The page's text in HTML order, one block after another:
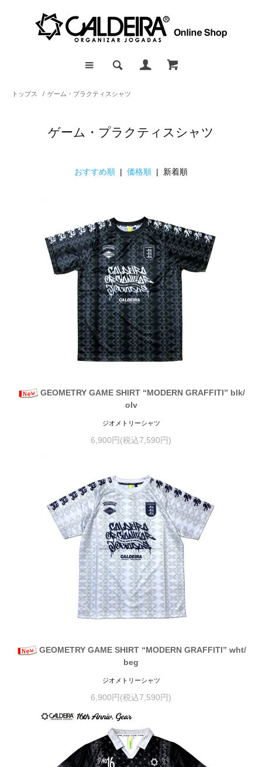
トップス / ゲーム・プラクティスシャツ
ゲーム・プラクティスシャツ
おすすめ順 | 価格順 | 新着順
GEOMETRY GAME SHIRT “MODERN GRAFFITI” blk/
olv
ジオメトリーシャツ
6,900円(税込7,590円)
GEOMETRY GAME SHIRT “MODERN GRAFFITI” wht/
beg
ジオメトリーシャツ
6,900円(税込7,590円)